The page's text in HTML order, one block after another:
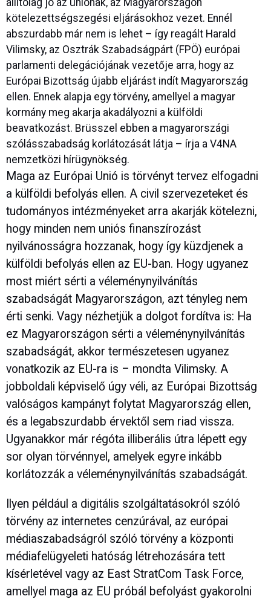
állítólag jó az uniónak, az Magyarországon
kötelezettségszegési eljárásokhoz vezet. Ennél
abszurdabb már nem is lehet – így reagált Harald
Vilimsky, az Osztrák Szabadságpárt (FPÖ) európai
parlamenti delegációjának vezetője arra, hogy az
Európai Bizottság újabb eljárást indít Magyarország
ellen. Ennek alapja egy törvény, amellyel a magyar
kormány meg akarja akadályozni a külföldi
beavatkozást. Brüsszel ebben a magyarországi
szólásszabadság korlátozását látja – írja a V4NA
nemzetközi hírügynökség.
Maga az Európai Unió is törvényt tervez elfogadni
a külföldi befolyás ellen. A civil szervezeteket és
tudományos intézményeket arra akarják kötelezni,
hogy minden nem uniós finanszírozást
nyilvánosságra hozzanak, hogy így küzdjenek a
külföldi befolyás ellen az EU-ban. Hogy ugyanez
most miért sérti a véleménynyilvánítás
szabadságát Magyarországon, azt tényleg nem
érti senki. Vagy nézhetjük a dolgot fordítva is: Ha
ez Magyarországon sérti a véleménynyilvánítás
szabadságát, akkor természetesen ugyanez
vonatkozik az EU-ra is – mondta Vilimsky. A
jobboldali képviselő úgy véli, az Európai Bizottság
valóságos kampányt folytat Magyarország ellen,
és a legabszurdabb érvektől sem riad vissza.
Ugyanakkor már régóta illiberális útra lépett egy
sor olyan törvénnyel, amelyek egyre inkább
korlátozzák a véleménynyilvánítás szabadságát.
Ilyen például a digitális szolgáltatásokról szóló
törvény az internetes cenzúrával, az európai
médiaszabadságról szóló törvény a központi
médiafelügyeleti hatóság létrehozására tett
kísérletével vagy az East StratCom Task Force,
amellyel maga az EU próbál befolyást gyakorolni